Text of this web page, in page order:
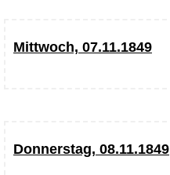
Mittwoch, 07.11.1849
Donnerstag, 08.11.1849